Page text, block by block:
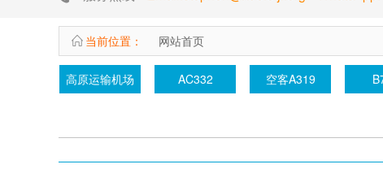
当前位置： 网站首页
高原运输机场 AC332 空客A319